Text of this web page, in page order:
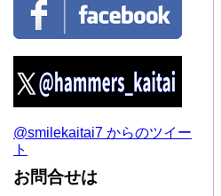
@smilekaitai7 からのツイー
ト
お問合せは